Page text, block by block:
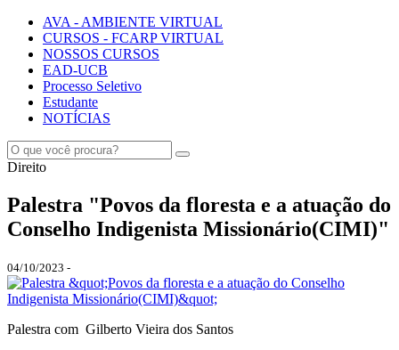
AVA - AMBIENTE VIRTUAL
CURSOS - FCARP VIRTUAL
NOSSOS CURSOS
EAD-UCB
Processo Seletivo
Estudante
NOTÍCIAS
Direito
Palestra "Povos da floresta e a atuação do
Conselho Indigenista Missionário(CIMI)"
04/10/2023 -
Palestra com Gilberto Vieira dos Santos